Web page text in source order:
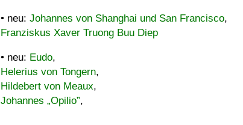
• neu: Johannes von Shanghai und San Francisco,
Franziskus Xaver Truong Buu Diep
• neu: Eudo,
Helerius von Tongern,
Hildebert von Meaux,
Johannes „Opilio”,